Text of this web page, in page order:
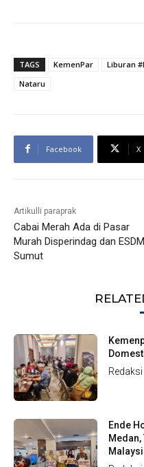
TAGS KemenPar Liburan
Nataru
Facebook X
Artikulli paraprak
Cabai Merah Ada di Pasar
Murah Disperindag dan ESDM
Sumut
Redaksi
Ende